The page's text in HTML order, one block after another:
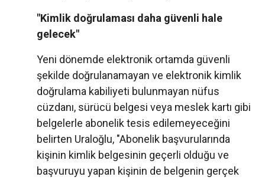
"Kimlik doğrulaması daha güvenli hale
gelecek"
Yeni dönemde elektronik ortamda güvenli
şekilde doğrulanamayan ve elektronik kimlik
doğrulama kabiliyeti bulunmayan nüfus
cüzdanı, sürücü belgesi veya meslek kartı gibi
belgelerle abonelik tesis edilemeyeceğini
belirten Uraloğlu, "Abonelik başvurularında
kişinin kimlik belgesinin geçerli olduğu ve
başvuruyu yapan kişinin de belgenin gerçek